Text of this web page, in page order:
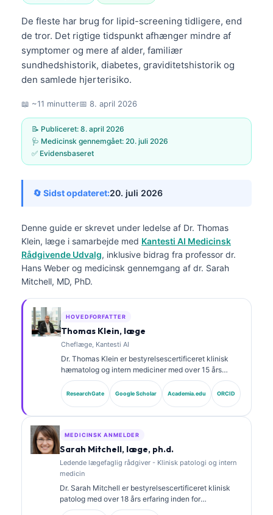
De fleste har brug for lipid-screening tidligere, end
de tror. Det rigtige tidspunkt afhænger mindre af
symptomer og mere af alder, familiær
sundhedshistorik, diabetes, graviditetshistorik og
den samlede hjerterisiko.
📖 ~11 minutter📅 8. april 2026
📝 Publiceret: 8. april 2026
🩺 Medicinsk gennemgået: 20. juli 2026
✅ Evidensbaseret
🔄 Sidst opdateret:20. juli 2026
Denne guide er skrevet under ledelse af Dr. Thomas
Klein, læge i samarbejde med Kantesti AI Medicinsk
Rådgivende Udvalg, inklusive bidrag fra professor dr.
Hans Weber og medicinsk gennemgang af dr. Sarah
Mitchell, MD, PhD.
HOVEDFORFATTER
Thomas Klein, læge
Cheflæge, Kantesti AI
Dr. Thomas Klein er bestyrelsescertificeret klinisk
hæmatolog og intern mediciner med over 15 års
erfaring inden for laboratoriemedicin og AI-assisteret
klinisk analyse. Som Chief Medical Officer hos
Kantesti AI varetager han klinisk tilsyn med den
biomarkertolkning og laboratoriediagnostik inden for
laboratoriemedicinske emner.
ResearchGate Google Scholar Academia.edu ORCID
MEDICINSK ANMELDER
Sarah Mitchell, læge, ph.d.
Ledende lægefaglig rådgiver - Klinisk patologi og intern
medicin
Dr. Sarah Mitchell er bestyrelsescertificeret klinisk
patolog med over 18 års erfaring inden for
laboratoriemedicin og diagnostisk analyse. Hun har